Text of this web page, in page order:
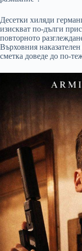
Десетки хиляди
изискват по-дълги
повторното
Върховния
сметка доведе до по-